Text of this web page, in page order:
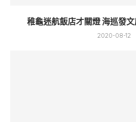
稚龜迷航飯店才關燈 海巡發
2020-08-12